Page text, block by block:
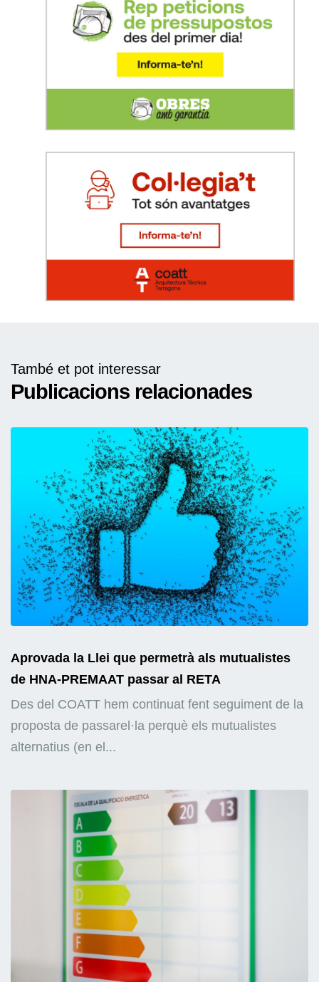
També et pot interessar
Publicacions relacionades
Aprovada la Llei que permetrà als mutualistes
de HNA-PREMAAT passar al RETA
Des del COATT hem continuat fent seguiment de la
proposta de passarel·la perquè els mutualistes
alternatius (en el...